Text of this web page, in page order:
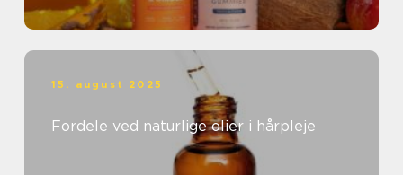
15. august 2025
Fordele ved naturlige olier i hårpleje